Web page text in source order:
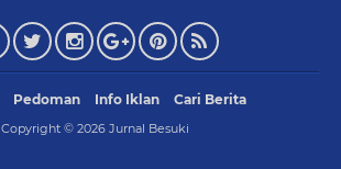
Pedoman Info Iklan Cari Berita
Copyright © 2026 Jurnal Besuki